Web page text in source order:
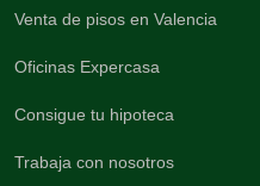
Venta de pisos en Valencia
Oficinas Expercasa
Consigue tu hipoteca
Trabaja con nosotros